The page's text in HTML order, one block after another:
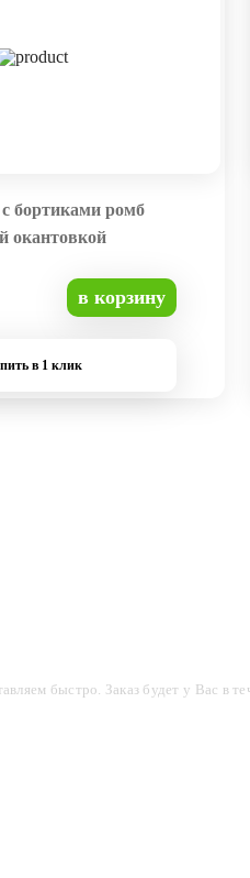
бортиками ромб
окантовкой
в корзину
в 1 клик
быстро. Заказ будет у Вас в